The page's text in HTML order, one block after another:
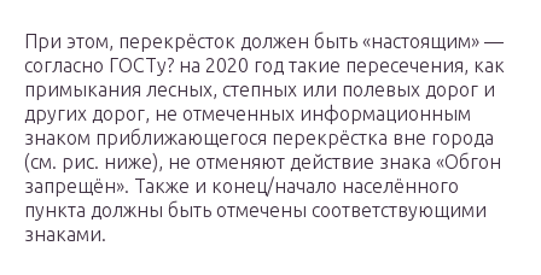
При этом, перекрёсток должен быть «настоящим» —
согласно ГОСТу? на 2020 год такие пересечения, как
примыкания лесных, степных или полевых дорог и
других дорог, не отмеченных информационным
знаком приближающегося перекрёстка вне города
(см. рис. ниже), не отменяют действие знака «Обгон
запрещён». Также и конец/начало населённого
пункта должны быть отмечены соответствующими
знаками.